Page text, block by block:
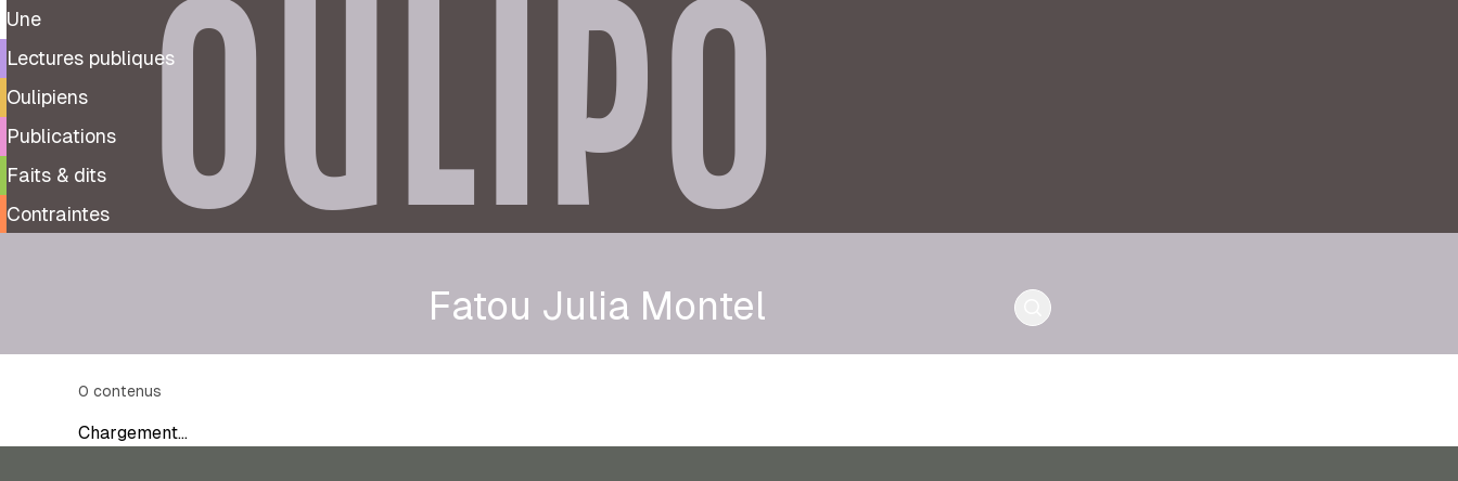
Une
Lectures publiques
Oulipiens
Publications
Faits & dits
Contraintes
OULIPO
Fatou Julia Montel
0 contenus
Chargement…